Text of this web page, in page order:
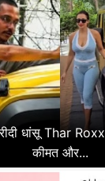
धांसू Thar
कीमत और...